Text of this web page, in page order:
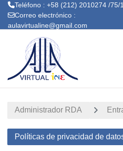
Teléfono : +58 (212) 2010274 /75/
Correo electrónico :
aulavirtualine@gmail.com
Administrador RDA
Políticas de privacidad de